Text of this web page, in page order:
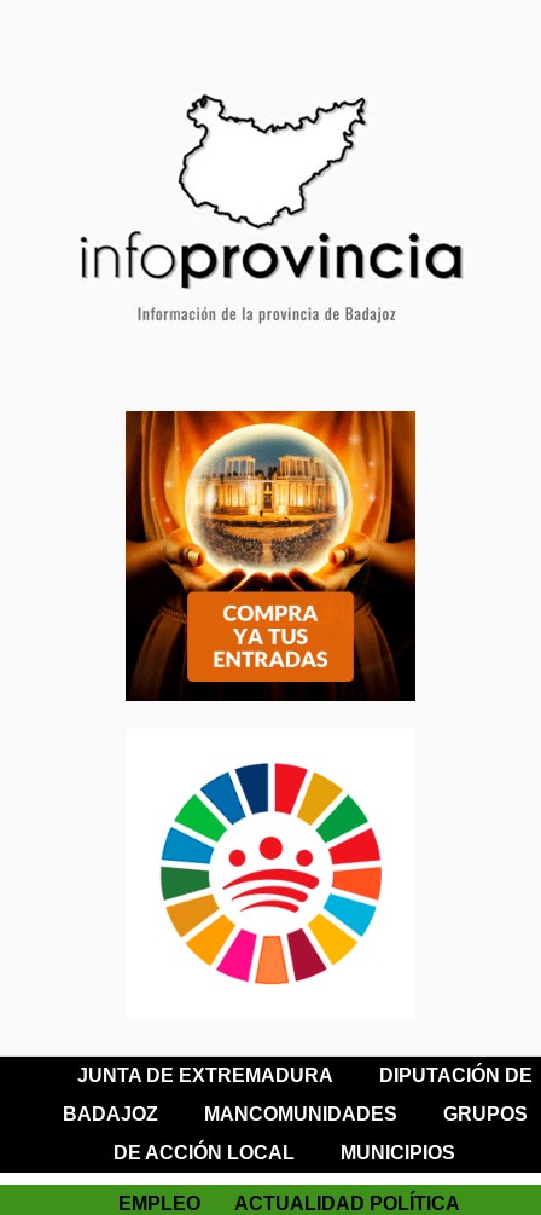
JUNTA DE EXTREMADURA
DIPUTACIÓN DE
BADAJOZ
MANCOMUNIDADES
GRUPOS
DE ACCIÓN LOCAL
MUNICIPIOS
EMPLEO
ACTUALIDAD POLÍTICA